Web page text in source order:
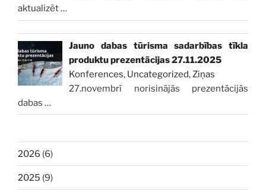
aktualizēt…
Jauno dabas tūrisma sadarbības tīkla
produktu prezentācijas 27.11.2025
Konferences, Uncategorized, Ziņas
27.novembrī norisinājās prezentācijās
dabas …
2026 (6)
2025 (9)